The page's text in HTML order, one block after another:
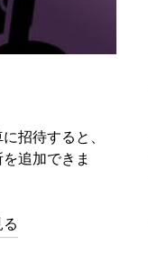
招待すると、
追加できま